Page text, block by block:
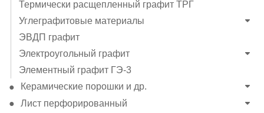
Термически расщепленный графит ТРГ
Углеграфитовые материалы
ЭВДП графит
Электроугольный графит
Элементный графит ГЭ-3
Керамические порошки и др.
Лист перфорированный